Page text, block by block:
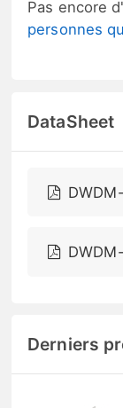
Pas encore
personnes
DataSheet
Derniers